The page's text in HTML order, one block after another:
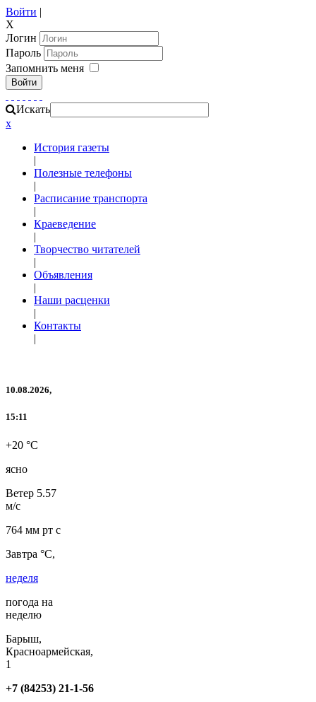
Войти |
X
Логин
Пароль
Запомнить меня
Войти
Искать
x
История газеты
|
Полезные телефоны
|
Расписание транспорта
|
Краеведение
|
Творчество читателей
|
Объявления
|
Наши расценки
|
Контакты
|
10.08.2026,
15:11
+20 °C
ясно
Ветер 5.57
м/с
764 мм рт с
Завтра °C,
неделя
погода на
неделю
Барыш,
Красноармейская,
1
+7 (84253) 21-1-56